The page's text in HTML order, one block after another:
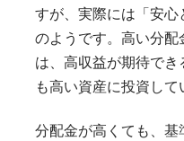
すが、実際には「安心
のようです。高い分配
は、高収益が期待でき
も高い資産に投資して
分配金が高くても、基